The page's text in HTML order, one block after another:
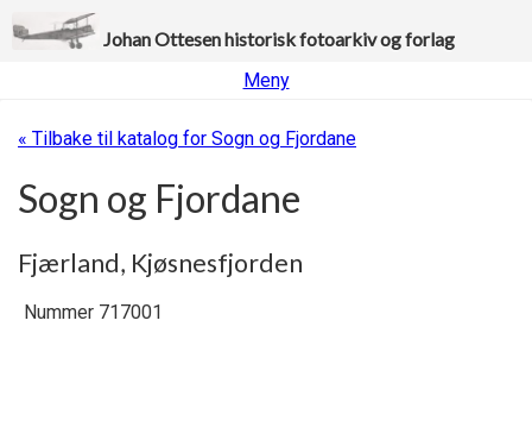
Johan Ottesen historisk fotoarkiv og forlag
Meny
« Tilbake til katalog for Sogn og Fjordane
Sogn og Fjordane
Fjærland, Kjøsnesfjorden
Nummer 717001